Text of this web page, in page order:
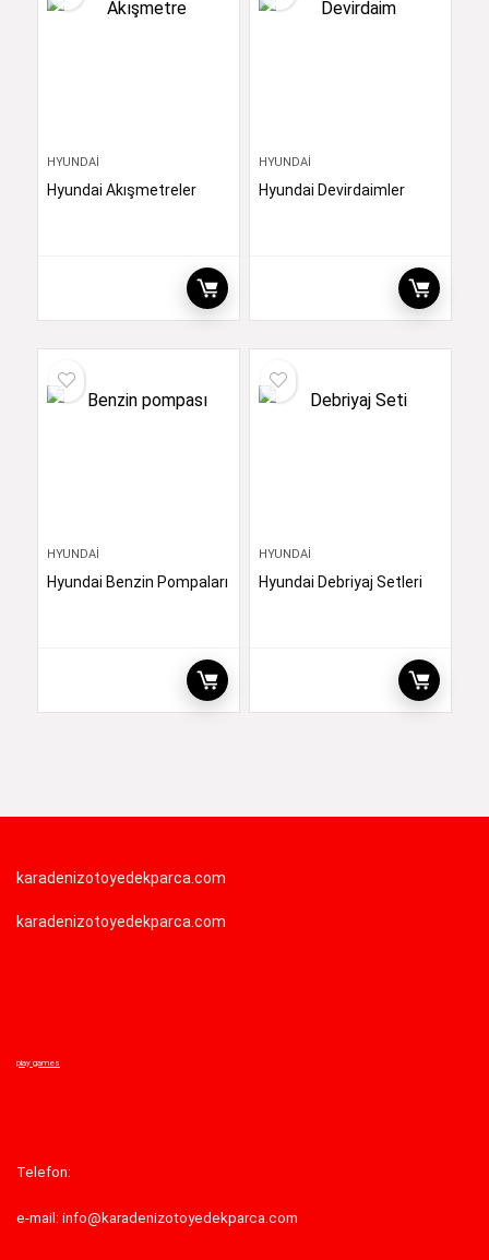
HYUNDAI
Hyundai Akışmetreler
HYUNDAI
Hyundai Devirdaimler
HYUNDAI
Hyundai Benzin Pompaları
HYUNDAI
Hyundai Debriyaj Setleri
karadenizotoyedekparca.com
karadenizotoyedekparca.com
play games
Telefon:
e-mail: info@karadenizotoyedekparca.com